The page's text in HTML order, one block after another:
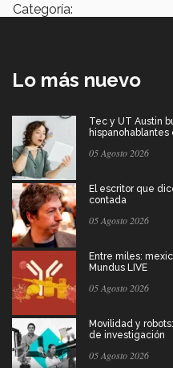
Categoría:
Lo más nuevo
Tec y UT Austin
hispanohablantes
05 Agosto 2026
El escritor que
contada
05 Agosto 2026
Entre miles:
Mundus LIVE
05 Agosto 2026
Movilidad y
de investigación
05 Agosto 2026